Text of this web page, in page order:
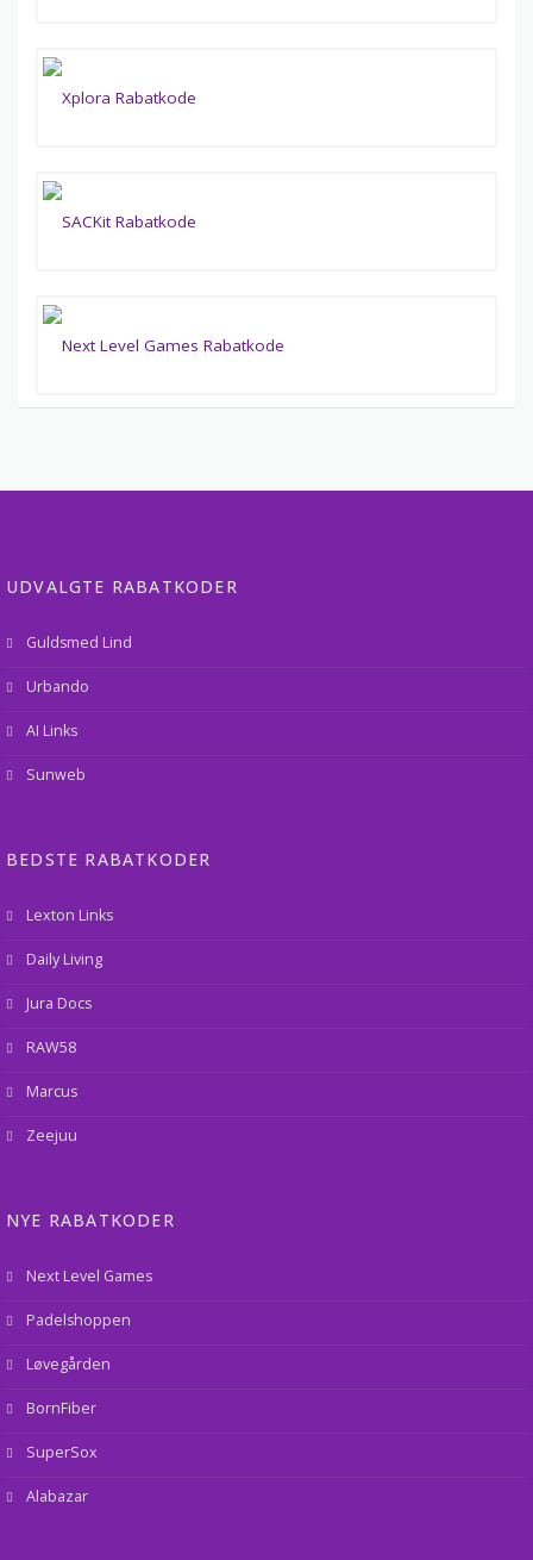
UDVALGTE RABATKODER
Guldsmed Lind
Urbando
AI Links
Sunweb
BEDSTE RABATKODER
Lexton Links
Daily Living
Jura Docs
RAW58
Marcus
Zeejuu
NYE RABATKODER
Next Level Games
Padelshoppen
Løvegården
BornFiber
SuperSox
Alabazar